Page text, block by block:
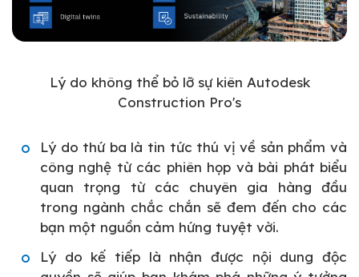
Lý do không thể bỏ lỡ sự kiên Autodesk
Construction Pro's
Lý do thứ ba là tin tức thú vị về sản phẩm và
công nghệ từ các phiên họp và bài phát biểu
quan trọng từ các chuyên gia hàng đầu
trong ngành chắc chắn sẽ đem đến cho các
bạn một nguồn cảm hứng tuyệt vời.
Lý do kế tiếp là nhận được nội dung độc